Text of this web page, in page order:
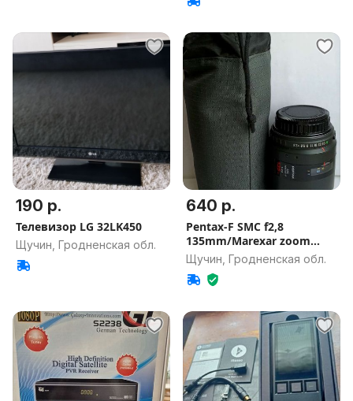
190 р.
Телевизор LG 32LK450
Щучин, Гродненская обл.
640 р.
Pentax-F SMC f2,8
135mm/Marexar zoom
close-up lens
Щучин, Гродненская обл.